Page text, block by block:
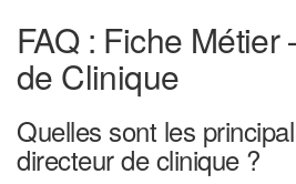
FAQ : Fiche Métier
de Clinique
Quelles sont les
directeur de clinique ?